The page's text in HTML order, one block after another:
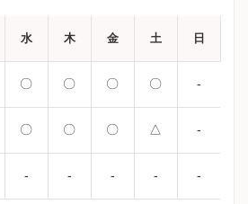
水 木 金 土 日
〇 〇 〇 〇 -
〇 〇 〇 △ -
- - - - -